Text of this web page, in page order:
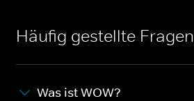
Häufig gestellte Fragen
Was ist WOW?